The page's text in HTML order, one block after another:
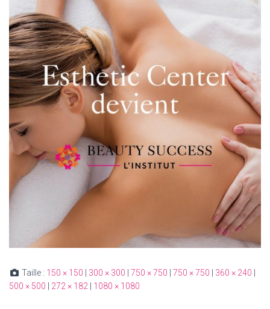
Taille : 150 × 150 300 × 300 750 × 750 750 × 750 360 × 240
500 × 500
272 × 182 1080 × 1080